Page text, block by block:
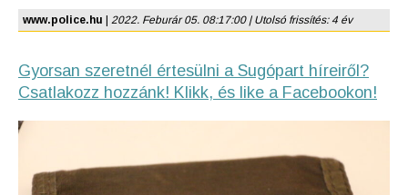
www.police.hu 2022. Feburár 05. 08:17:00 | Utolsó frissítés: 4 év
Gyorsan szeretnél értesülni a Sugópart híreiről?
Csatlakozz hozzánk! Klikk, és like a Facebookon!